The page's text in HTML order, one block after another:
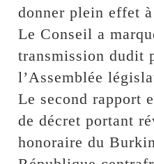
donner plein effet
Le Conseil a
transmission dudit
l’Assemblée
Le second rapport
de décret portant
honoraire du